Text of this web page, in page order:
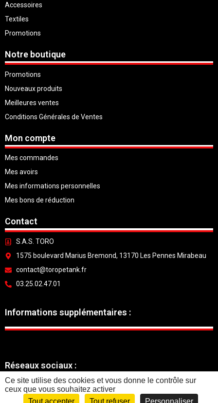
Accessoires
Textiles
Promotions
Notre boutique
Promotions
Nouveaux produits
Meilleures ventes
Conditions Générales de Ventes
Mon compte
Mes commandes
Mes avoirs
Mes informations personnelles
Mes bons de réduction
Contact
S.A.S. TORO
1575 boulevard Marius Bremond, 13170 Les Pennes Mirabeau
contact@toropetank.fr
03.25.02.47.01
Informations supplémentaires :
Réseaux sociaux :
Ce site utilise des cookies et vous donne le contrôle sur
ceux que vous souhaitez activer
Tout accepter
Tout refuser Personnaliser